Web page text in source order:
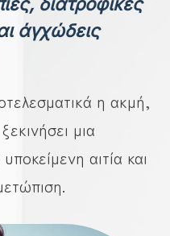
άγχώδεις
η ακμή,
μια
αιτία και